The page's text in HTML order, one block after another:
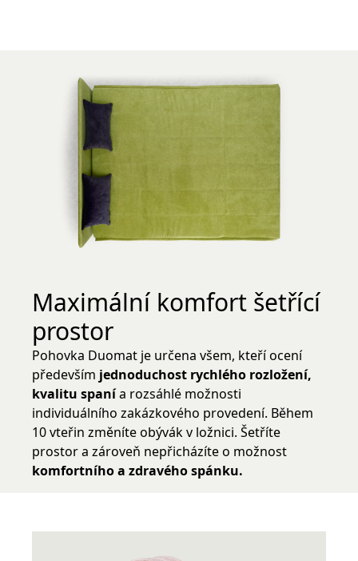
Maximální komfort šetřící
prostor
Pohovka Duomat je určena všem, kteří ocení
především jednoduchost rychlého rozložení,
kvalitu spanía rozsáhlé možnosti
individuálního zakázkového provedení. Během
10 vteřin změníte obývák v ložnici. Šetříte
prostor a zároveň nepřicházíte o možnost
komfortního a zdravého spánku.